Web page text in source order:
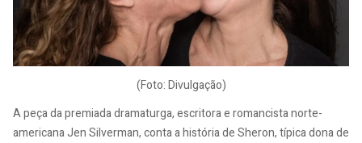
(Foto: Divulgação)
A peça da premiada dramaturga, escritora e romancista norte-
americana Jen Silverman, conta a história de Sheron, típica dona de